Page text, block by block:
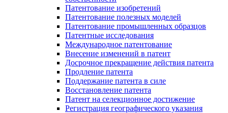
Патентование изобретений
Патентование полезных моделей
Патентование промышленных образцов
Патентные исследования
Международное патентование
Внесение изменений в патент
Досрочное прекращение действия патента
Продление патента
Поддержание патента в силе
Восстановление патента
Патент на селекционное достижение
Регистрация географического указания